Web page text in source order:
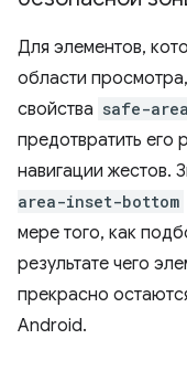
Для элементов,
области
свойства safe-
предотвратить
навигации жестов.
area-inset-bottom
мере того, как
результате чего
прекрасно
Android.